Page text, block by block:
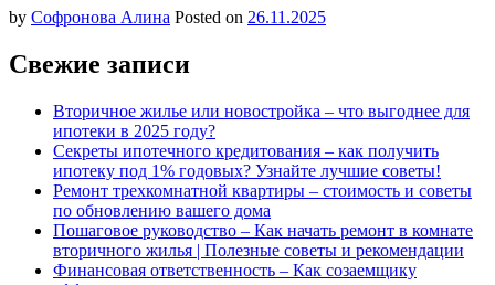
by Софронова Алина Posted on 26.11.2025
Свежие записи
Вторичное жилье или новостройка – что выгоднее для
ипотеки в 2025 году?
Секреты ипотечного кредитования – как получить
ипотеку под 1% годовых? Узнайте лучшие советы!
Ремонт трехкомнатной квартиры – стоимость и советы
по обновлению вашего дома
Пошаговое руководство – Как начать ремонт в комнате
вторичного жилья | Полезные советы и рекомендации
Финансовая ответственность – Как созаемщику